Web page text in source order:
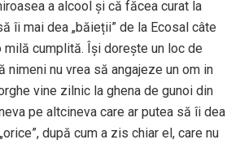
a alcool și că făcea curat la
îi mai dea „băieții” de la Ecosal câte
milă cumplită. Își dorește un loc de
nimeni nu vrea să angajeze un om in
vine zilnic la ghena de gunoi din
pe altcineva care ar putea să îi dea
după cum a zis chiar el, care nu